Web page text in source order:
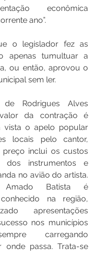
econômica
ano”.
o legislador fez as
apenas tumultuar a
ou então, aprovou o
sem ler.
Rodrigues Alves
da contração é
vista o apelo popular
locais pelo cantor,
inclui os custos
dos instrumentos e
no avião do artista.
Batista é
na região,
apresentações
nos municípios
carregando
onde passa. Trata-se